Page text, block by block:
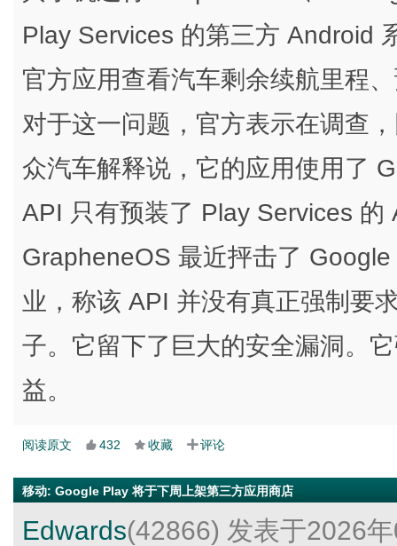
Play Services 的第三方 Android
官方应用查看汽车剩余续航里程
对于这一问题，官方表示在调查
众汽车解释说，它的应用使用了
API 只有预装了 Play Services 的
GrapheneOS 最近抨击了
业，称该 API 并没有真正强制要
子。它留下了巨大的安全漏洞。
益。
阅读原文 432 收藏 评论
移动: Google Play 将于下周上架第三方应用商店
Edwards(42866) 发表于2026